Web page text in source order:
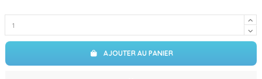
AJOUTER AU PANIER